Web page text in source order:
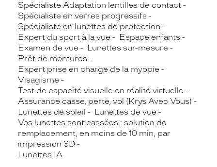
Spécialiste Adaptation lentilles de contact
Spécialiste en verres progressifs
Spécialiste en lunettes de protection
Expert du sport à la vue
Espace enfants
Examen de vue
Lunettes sur-mesure
Prêt de montures
Expert prise en charge de la myopie
Visagisme
Test de capacité visuelle en réalité virtuelle
Assurance casse, perte, vol (Krys Avec Vous)
Lunettes de soleil
Lunettes de vue
Vos lunettes sont cassées : solution de
remplacement, en moins de 10 min, par
impression 3D
Lunettes IA